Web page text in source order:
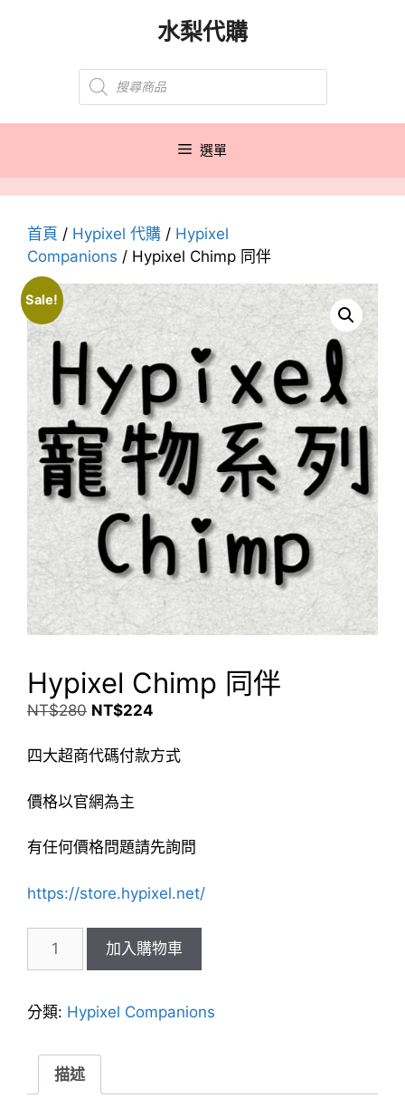
容
水梨代購
Products
search
選單
首頁 / Hypixel 代購 / Hypixel
Companions / Hypixel Chimp 同伴
Sale!
Hypixel Chimp 同伴
NT$280 NT$224
四大超商代碼付款方式
價格以官網為主
有任何價格問題請先詢問
https://store.hypixel.net/
Hypixel
伴
量
加入購物車
分類: Hypixel Companions
描述